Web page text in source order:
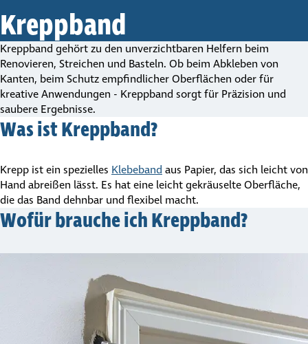
Kreppband
Kreppband gehört zu den unver­zicht­baren Helfern beim
Renovieren, Streichen und Basteln. Ob beim Abkleben von
Kanten, beim Schutz empfindlicher Oberflächen oder für
kreative Anwendungen - Kreppband sorgt für Präzision und
saubere Ergebnisse.
Was ist Kreppband?
Krepp ist ein spezielles Klebeband aus Papier, das sich leicht von
Hand abreißen lässt. Es hat eine leicht gekräuselte Oberfläche,
die das Band dehnbar und flexibel macht.
Wofür brauche ich Kreppband?